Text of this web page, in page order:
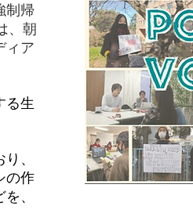
制帰
、朝
ィア
る生
、
の作
、